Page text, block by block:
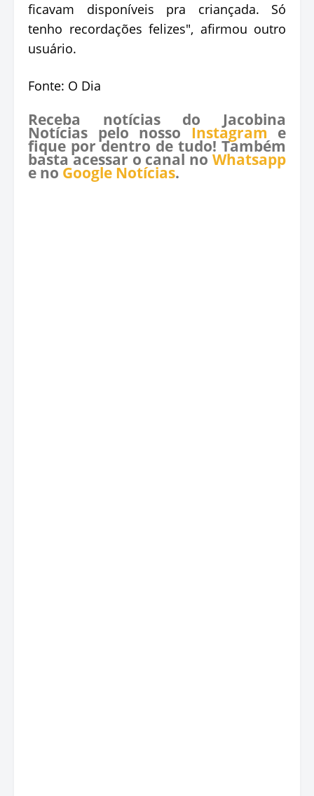
ficavam disponíveis pra criançada. Só
tenho recordações felizes", afirmou outro
usuário.
Fonte: O Dia
Receba notícias do Jacobina
Notícias pelo nosso Instagram e
fique por dentro de tudo! Também
basta acessar o canal no Whatsapp
e no Google Notícias.